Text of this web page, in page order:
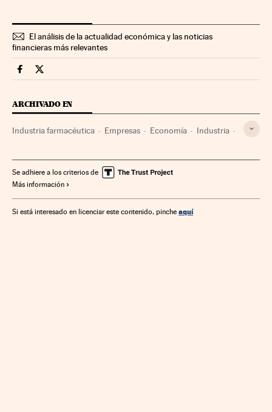
El análisis de la actualidad económica y las noticias
financieras más relevantes
Companias Cinco Días en Facebook
Companias Cinco Días en Twitter
ARCHIVADO EN
Industria farmacéutica Empresas Economía Industria
Se adhiere a los criterios de
Más información
Si está interesado en licenciar este contenido, pinche aquí